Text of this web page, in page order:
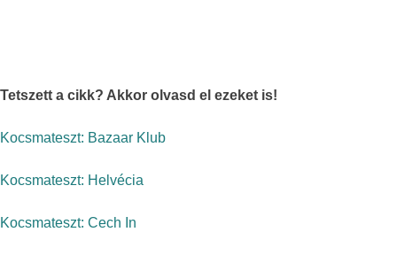
Tetszett a cikk? Akkor olvasd el ezeket is!
Kocsmateszt: Bazaar Klub
Kocsmateszt: Helvécia
Kocsmateszt: Cech In